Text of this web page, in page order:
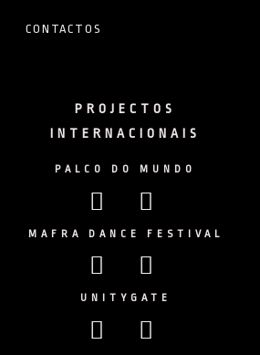
CONTACTOS
PROJECTOS
INTERNACIONAIS
PALCO DO MUNDO
FacebookInstagram
MAFRA DANCE FESTIVAL
FacebookInstagram
UNITYGATE
FacebookInstagram